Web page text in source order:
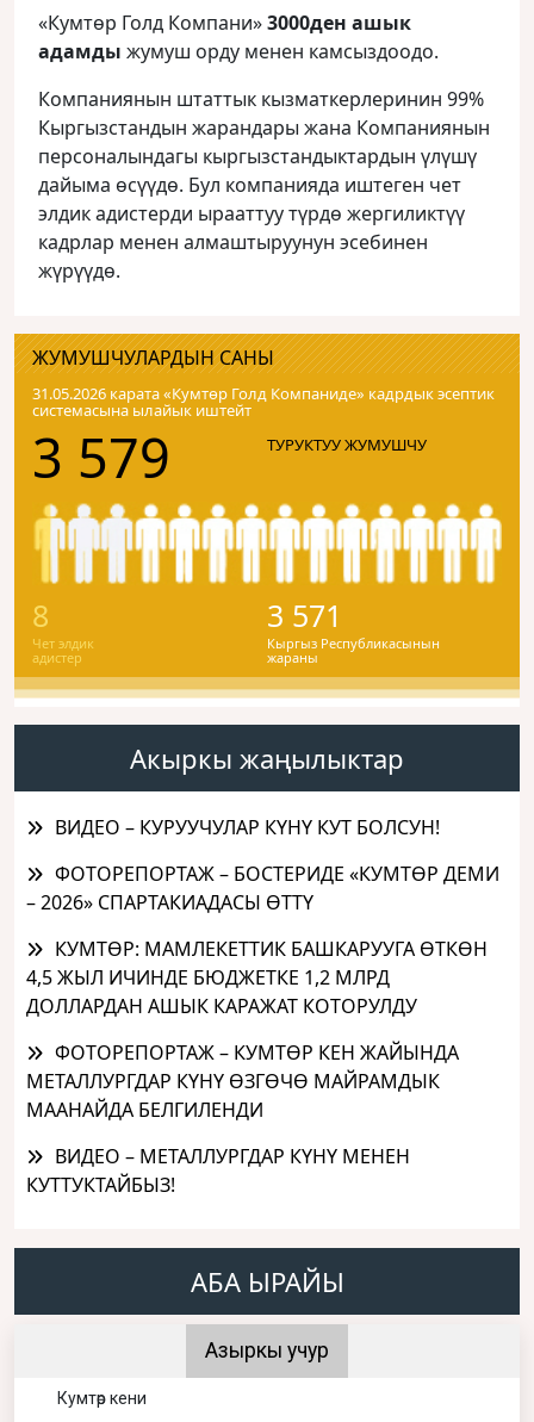
«Кумтөр Голд Компани»3000ден ашык
адамды жумуш орду менен камсыздоодо.
Компаниянын штаттык кызматкерлеринин 99%
Кыргызстандын жарандары жана Компаниянын
персоналындагы кыргызстандыктардын үлүшү
дайыма өсүүдө. Бул компанияда иштеген чет
элдик адистерди ырааттуу түрдө жергиликтүү
кадрлар менен алмаштыруунун эсебинен
жүрүүдө.
ЖУМУШЧУЛАРДЫН САНЫ
31.05.2026 карата «Кумтɵр Голд Компаниде» кадрдык эсептик
системасына ылайык иштейт
3 579 ТУРУКТУУ ЖУМУШЧУ
8
Чет элдик
адистер
3 571
Кыргыз Республикасынын
жараны
Акыркы жаңылыктар
ВИДЕО – КУРУУЧУЛАР КҮНҮ КУТ БОЛСУН!
ФОТОРЕПОРТАЖ – БОСТЕРИДЕ «КУМТӨР ДЕМИ
– 2026» СПАРТАКИАДАСЫ ӨТТҮ
КУМТӨР: МАМЛЕКЕТТИК БАШКАРУУГА ӨТКӨН
4,5 ЖЫЛ ИЧИНДЕ БЮДЖЕТКЕ 1,2 МЛРД
ДОЛЛАРДАН АШЫК КАРАЖАТ КОТОРУЛДУ
ФОТОРЕПОРТАЖ – КУМТӨР КЕН ЖАЙЫНДА
МЕТАЛЛУРГДАР КҮНҮ ӨЗГӨЧӨ МАЙРАМДЫК
МААНАЙДА БЕЛГИЛЕНДИ
ВИДЕО – МЕТАЛЛУРГДАР КҮНҮ МЕНЕН
КУТТУКТАЙБЫЗ!
АБА ЫРАЙЫ
Азыркы учур
Кумтөр кени